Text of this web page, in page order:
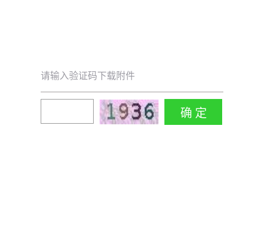
请输入验证码下载附件